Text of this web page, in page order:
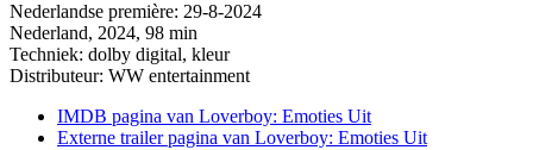
Nederlandse première: 29-8-2024
Nederland, 2024, 98 min
Techniek: dolby digital, kleur
Distributeur: WW entertainment
IMDB pagina van Loverboy: Emoties Uit
Externe trailer pagina van Loverboy: Emoties Uit